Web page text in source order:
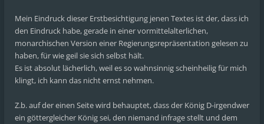
Mein Eindruck dieser Erstbesichtigung jenen Textes ist der, dass ich
den Eindruck habe, gerade in einer vormittelalterlichen,
monarchischen Version einer Regierungsrepräsentation gelesen zu
haben, für wie geil sie sich selbst hält.
Es ist absolut lächerlich, weil es so wahnsinnig scheinheilig für mich
klingt, ich kann das nicht ernst nehmen.
Z.b. auf der einen Seite wird behauptet, dass der König D-irgendwer
ein göttergleicher König sei, den niemand infrage stellt und dem